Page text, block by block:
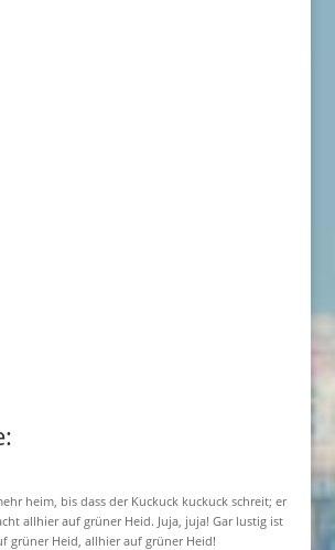
heim, bis dass der Kuckuck kuckuck schreit; er
allhier auf grüner Heid. Juja, juja! Gar lustig ist
grüner Heid, allhier auf grüner Heid!